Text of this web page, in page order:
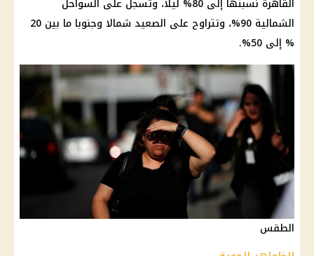
الشمالية 90%، وتتراوح على الصعيد شمالا وجنوبا ما بين 20
% إلى 50%.
الطقس